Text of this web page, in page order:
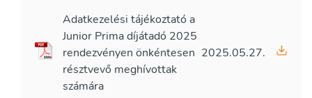
Adatkezelési tájékoztató a
Junior Prima díjátadó 2025
rendezvényen önkéntesen
résztvevő meghívottak
számára
2025.05.27.